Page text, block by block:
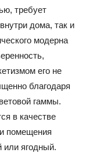
требует
дома, так и
модерна
его не
благодаря
гаммы.
в качестве
помещения
ягодный.